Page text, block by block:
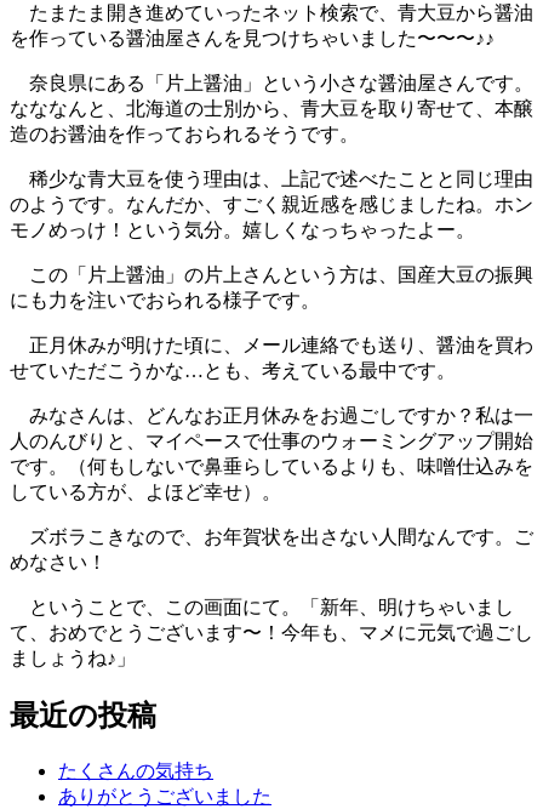
たまたま開き進めていったネット検索で、青大豆から醤油
を作っている醤油屋さんを見つけちゃいました〜〜〜♪♪
奈良県にある「片上醤油」という小さな醤油屋さんです。
なななんと、北海道の士別から、青大豆を取り寄せて、本醸
造のお醤油を作っておられるそうです。
稀少な青大豆を使う理由は、上記で述べたことと同じ理由
のようです。なんだか、すごく親近感を感じましたね。ホン
モノめっけ！という気分。嬉しくなっちゃったよー。
この「片上醤油」の片上さんという方は、国産大豆の振興
にも力を注いでおられる様子です。
正月休みが明けた頃に、メール連絡でも送り、醤油を買わ
せていただこうかな…とも、考えている最中です。
みなさんは、どんなお正月休みをお過ごしですか？私は一
人のんびりと、マイペースで仕事のウォーミングアップ開始
です。（何もしないで鼻垂らしているよりも、味噌仕込みを
している方が、よほど幸せ）。
ズボラこきなので、お年賀状を出さない人間なんです。ご
めなさい！
ということで、この画面にて。「新年、明けちゃいまし
て、おめでとうございます〜！今年も、マメに元気で過ごし
ましょうね♪」
最近の投稿
たくさんの気持ち
ありがとうございました